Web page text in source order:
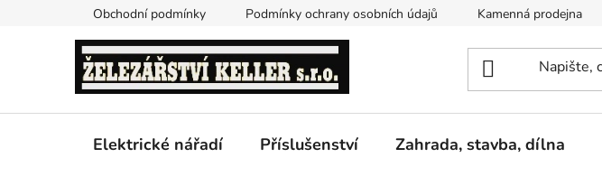
Obchodní podmínky Podmínky ochrany osobních údajů Kamenná prodejna
Elektrické nářadí Příslušenství Zahrada, stavba, dílna